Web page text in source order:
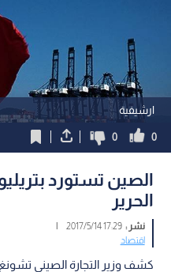
ارشيفية
0
0
الصين تستورد
الحرير
نشر :17:29 2017/5/14
|
اقتصاد
كشف وزير التجارة الصيني